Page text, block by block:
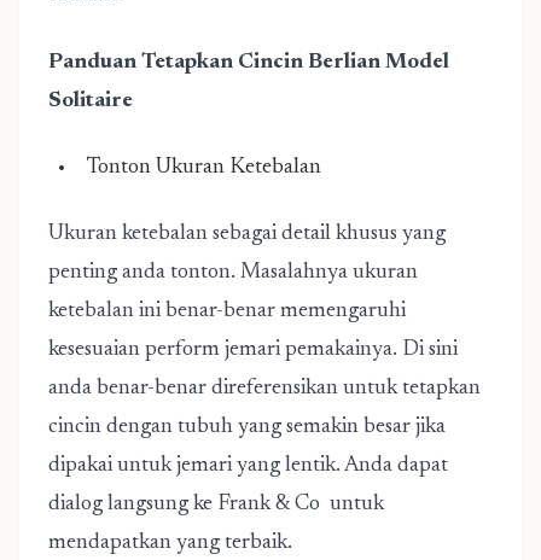
Panduan Tetapkan Cincin Berlian Model
Solitaire
Tonton Ukuran Ketebalan
Ukuran ketebalan sebagai detail khusus yang
penting anda tonton. Masalahnya ukuran
ketebalan ini benar-benar memengaruhi
kesesuaian perform jemari pemakainya. Di sini
anda benar-benar direferensikan untuk tetapkan
cincin dengan tubuh yang semakin besar jika
dipakai untuk jemari yang lentik. Anda dapat
dialog langsung ke Frank & Co untuk
mendapatkan yang terbaik.